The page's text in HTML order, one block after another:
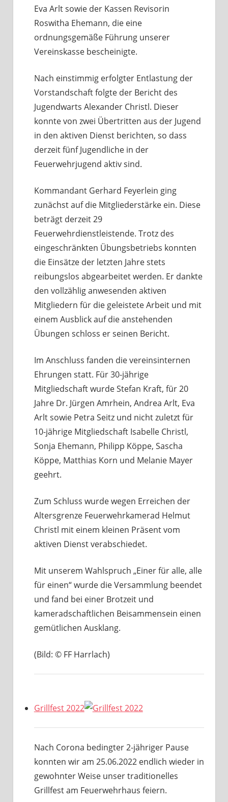
Eva Arlt sowie der Kassen Revisorin
Roswitha Ehemann, die eine
ordnungsgemäße Führung unserer
Vereinskasse bescheinigte.
Nach einstimmig erfolgter Entlastung der
Vorstandschaft folgte der Bericht des
Jugendwarts Alexander Christl. Dieser
konnte von zwei Übertritten aus der Jugend
in den aktiven Dienst berichten, so dass
derzeit fünf Jugendliche in der
Feuerwehrjugend aktiv sind.
Kommandant Gerhard Feyerlein ging
zunächst auf die Mitgliederstärke ein. Diese
beträgt derzeit 29
Feuerwehrdienstleistende. Trotz des
eingeschränkten Übungsbetriebs konnten
die Einsätze der letzten Jahre stets
reibungslos abgearbeitet werden. Er dankte
den vollzählig anwesenden aktiven
Mitgliedern für die geleistete Arbeit und mit
einem Ausblick auf die anstehenden
Übungen schloss er seinen Bericht.
Im Anschluss fanden die vereinsinternen
Ehrungen statt. Für 30-jährige
Mitgliedschaft wurde Stefan Kraft, für 20
Jahre Dr. Jürgen Amrhein, Andrea Arlt, Eva
Arlt sowie Petra Seitz und nicht zuletzt für
10-jährige Mitgliedschaft Isabelle Christl,
Sonja Ehemann, Philipp Köppe, Sascha
Köppe, Matthias Korn und Melanie Mayer
geehrt.
Zum Schluss wurde wegen Erreichen der
Altersgrenze Feuerwehrkamerad Helmut
Christl mit einem kleinen Präsent vom
aktiven Dienst verabschiedet.
Mit unserem Wahlspruch „Einer für alle, alle
für einen“ wurde die Versammlung beendet
und fand bei einer Brotzeit und
kameradschaftlichen Beisammensein einen
gemütlichen Ausklang.
(Bild: © FF Harrlach)
Grillfest 2022
Nach Corona bedingter 2-jähriger Pause
konnten wir am 25.06.2022 endlich wieder in
gewohnter Weise unser traditionelles
Grillfest am Feuerwehrhaus feiern.